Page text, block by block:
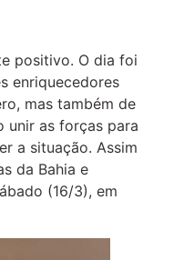
positivo. O dia foi
enriquecedores
mas também de
unir as forças para
a situação. Assim
da Bahia e
(16/3), em